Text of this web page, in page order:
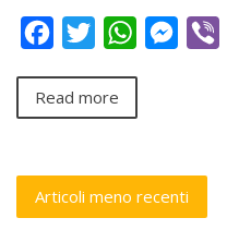
FacebookTwitterWhatsApp
Read more
Navigazione
Articoli meno recenti